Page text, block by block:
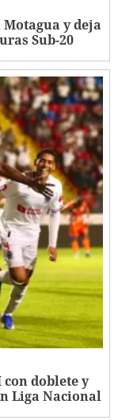
y deja
Sub-20
con doblete y
Liga Nacional